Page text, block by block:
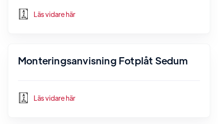
Läs vidare här
Monteringsanvisning Fotplåt Sedum
Läs vidare här